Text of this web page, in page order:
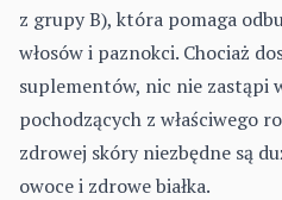
z grupy B), która pomaga
włosów i paznokci. Chociaż
suplementów, nic nie zastąpi
pochodzących z właściwego
zdrowej skóry niezbędne są
owoce i zdrowe białka.